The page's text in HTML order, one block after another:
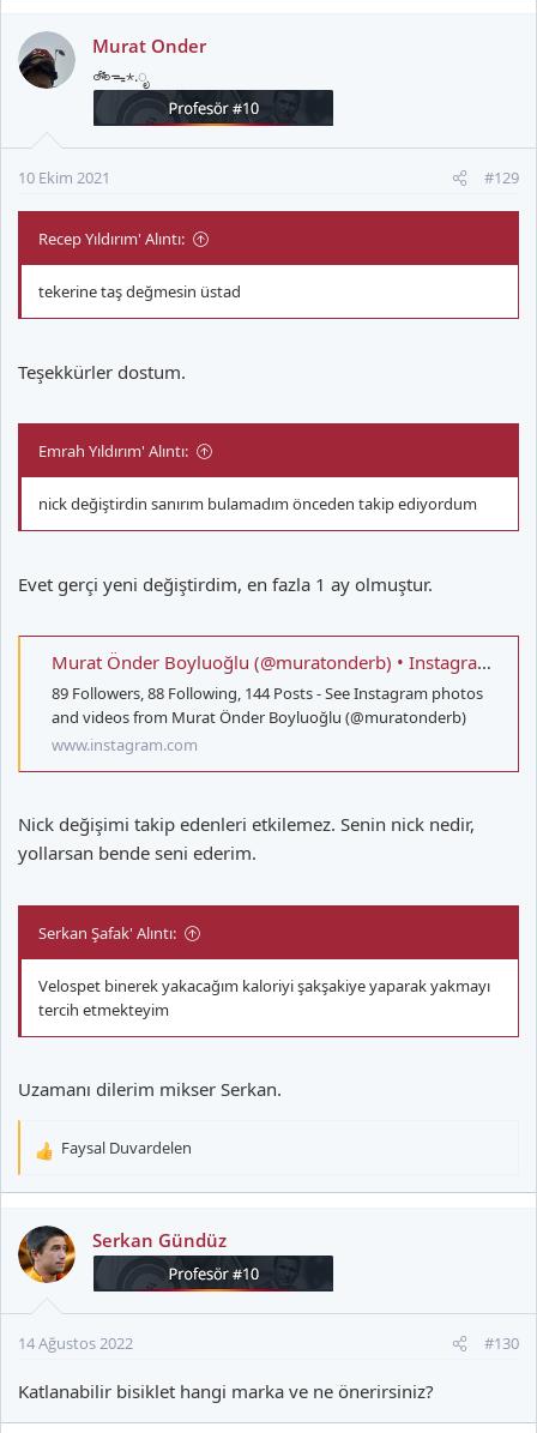
Murat Onder
🚲ᯓ⋆.ೃ
10 Ekim 2021 #129
Recep Yıldırım' Alıntı:
tekerine taş değmesin üstad
Teşekkürler dostum.
Emrah Yıldırım' Alıntı:
nick değiştirdin sanırım bulamadım önceden takip ediyordum
Evet gerçi yeni değiştirdim, en fazla 1 ay olmuştur.
Murat Önder Boyluoğlu (@muratonderb) • Instagram photos and videos
89 Followers, 88 Following, 144 Posts - See Instagram photos
and videos from Murat Önder Boyluoğlu (@muratonderb)
www.instagram.com
Nick değişimi takip edenleri etkilemez. Senin nick nedir,
yollarsan bende seni ederim.
Serkan Şafak' Alıntı:
Velospet binerek yakacağım kaloriyi şakşakiye yaparak yakmayı
tercih etmekteyim
Uzamanı dilerim mikser Serkan.
T
k
i
l
:
Faysal Duvardelen
Serkan Gündüz
14 Ağustos 2022 #130
Katlanabilir bisiklet hangi marka ve ne önerirsiniz?